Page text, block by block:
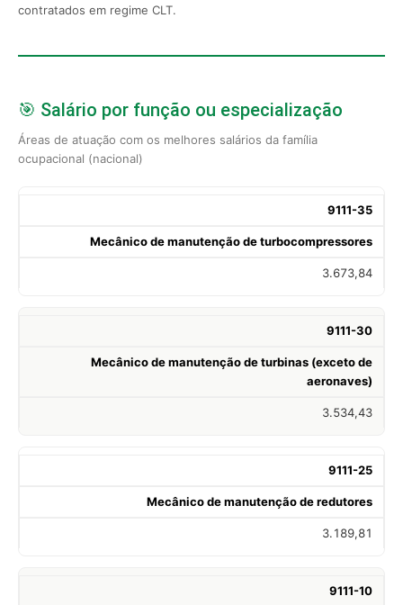
contratados em regime CLT.
🎯 Salário por função ou especialização
Áreas de atuação com os melhores salários da família
ocupacional (nacional)
9111-35
Mecânico de manutenção de turbocompressores
3.673,84
9111-30
Mecânico de manutenção de turbinas (exceto de
aeronaves)
3.534,43
9111-25
Mecânico de manutenção de redutores
3.189,81
9111-10